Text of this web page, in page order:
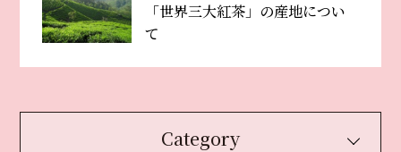
「世界三大紅茶」の産地につい
て
Category